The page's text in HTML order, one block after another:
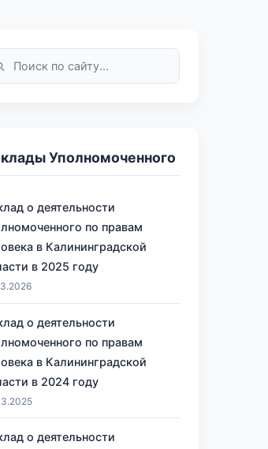
Уполномоченного
о деятельности
по правам
в Калининградской
в 2025 году
о деятельности
по правам
в Калининградской
в 2024 году
о деятельности